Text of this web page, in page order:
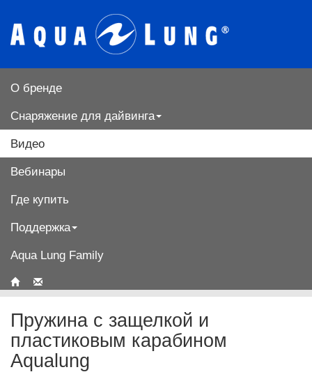
О бренде
Снаряжение для дайвинга
Видео
Вебинары
Где купить
Поддержка
Aqua Lung Family
Пружина с защелкой и
пластиковым карабином
Aqualung